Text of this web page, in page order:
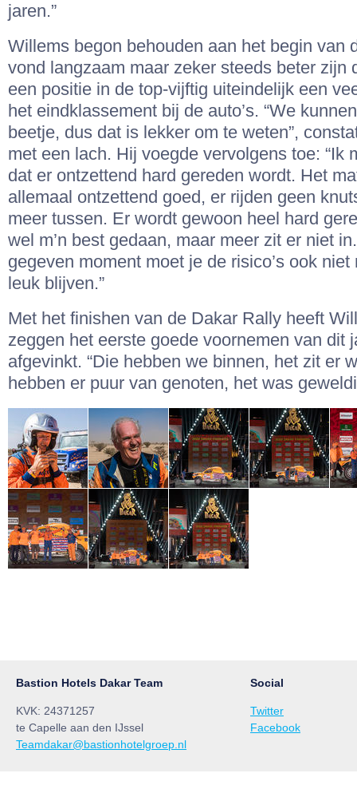
jaren.”
Willems begon behouden aan het begin van
vond langzaam maar zeker steeds beter zijn
een positie in de top-vijftig uiteindelijk een
het eindklassement bij de auto’s. “We
beetje, dus dat is lekker om te weten”,
met een lach. Hij voegde vervolgens toe: “Ik
dat er ontzettend hard gereden wordt. Het
allemaal ontzettend goed, er rijden geen
meer tussen. Er wordt gewoon heel hard
wel m’n best gedaan, maar meer zit er niet
gegeven moment moet je de risico’s ook
leuk blijven.”
Met het finishen van de Dakar Rally heeft
zeggen het eerste goede voornemen van dit
afgevinkt. “Die hebben we binnen, het zit er
hebben er puur van genoten, het was
Bastion Hotels Dakar Team
KVK: 24371257
te Capelle aan den IJssel
Teamdakar@bastionhotelgroep.nl
Social
Twitter
Facebook